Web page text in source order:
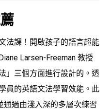
法課！開啟孩子的語言超能
Larsen-Freeman 教授
」三個方面進行設計的。透
員的英語文法學習效能。此
過由淺入深的多層次練習